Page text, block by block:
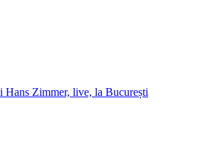
Hans Zimmer, live, la București